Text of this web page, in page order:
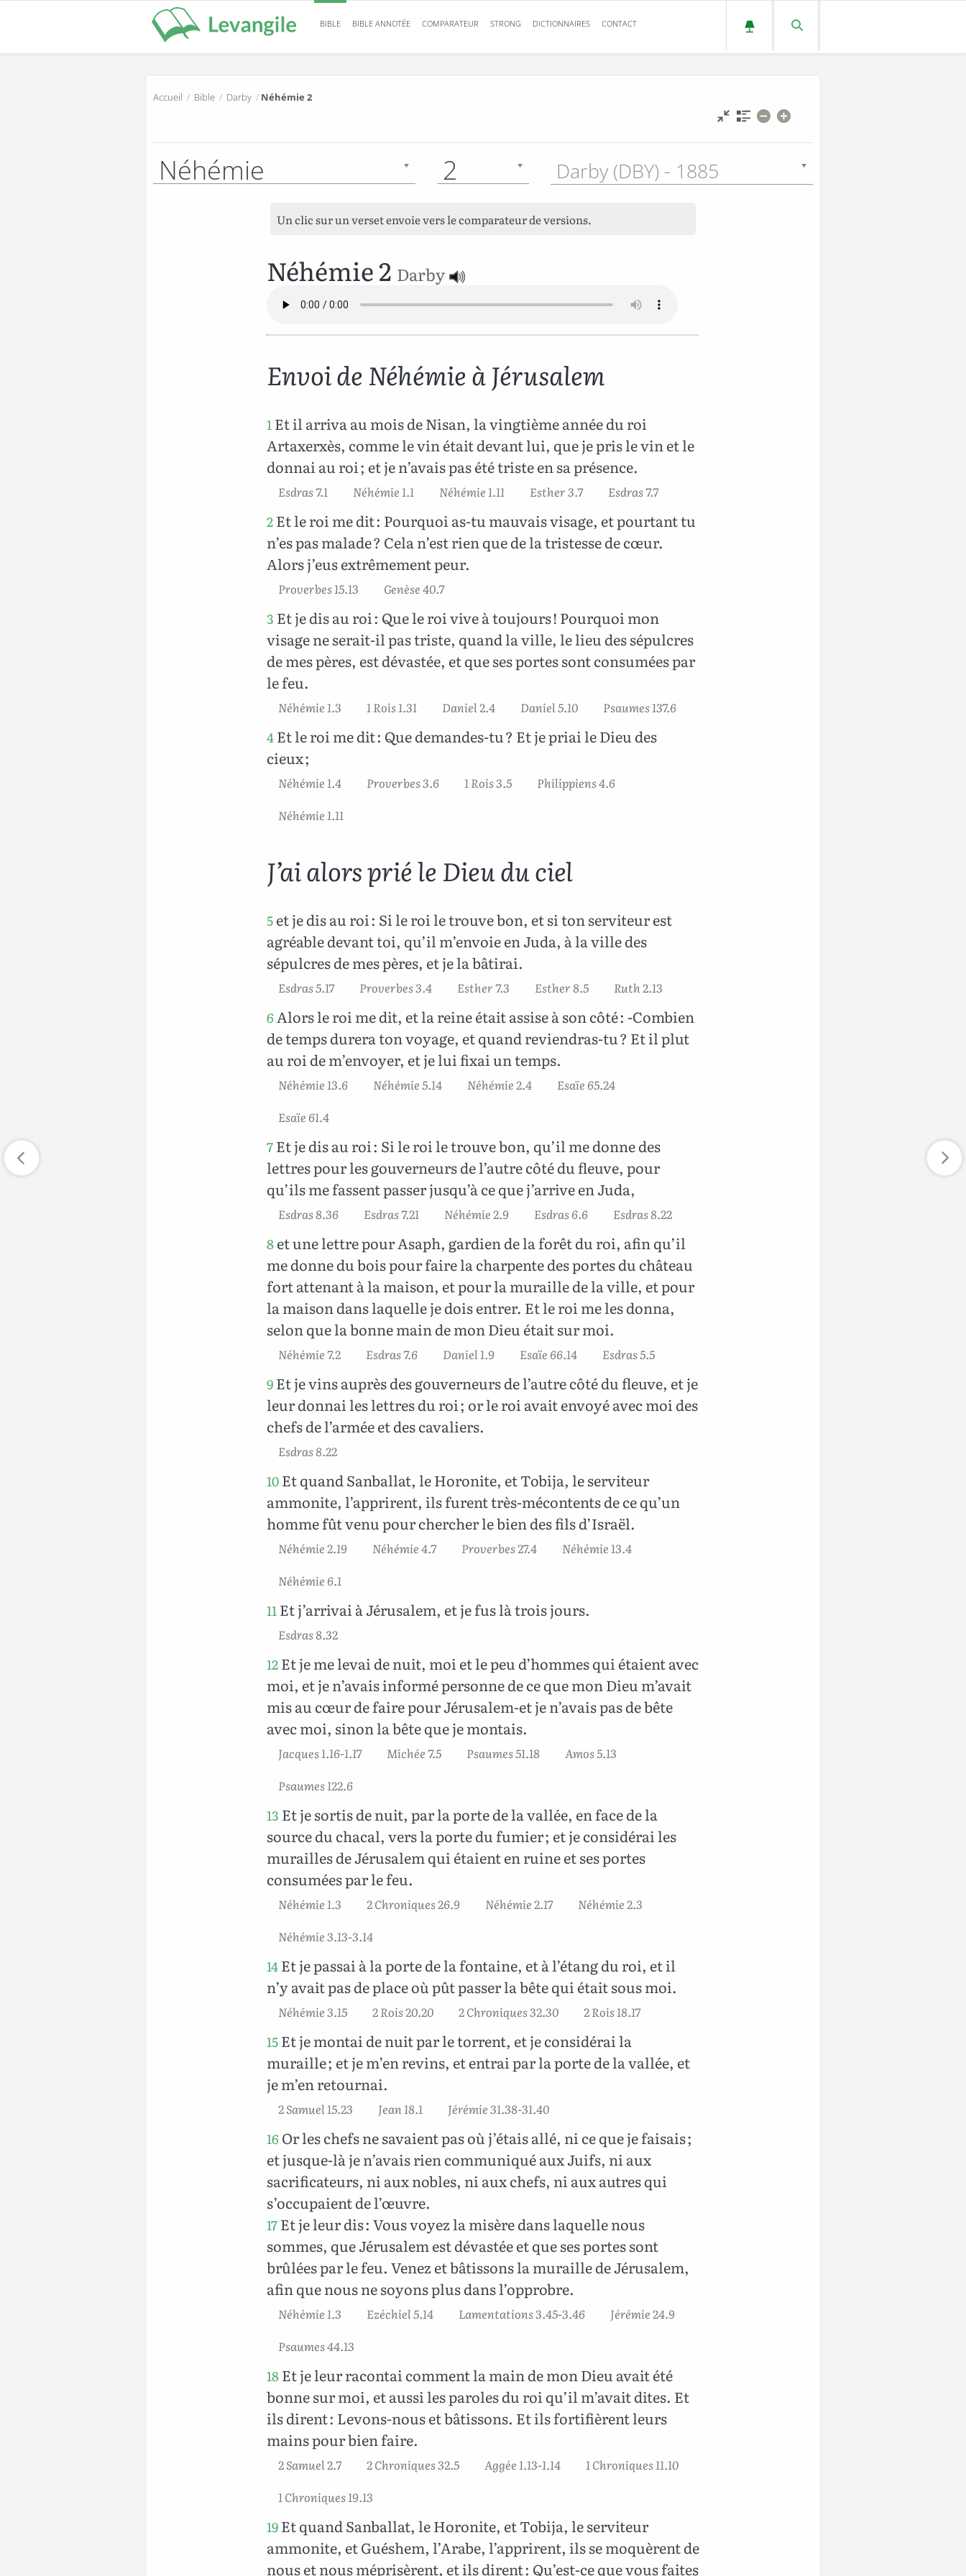
BIBLE BIBLE ANNOTÉE COMPARATEUR STRONG DICTIONNAIRES CONTACT
Accueil / Bible / Darby / Néhémie 2
Néhémie 2 Darby (DBY) - 1885
Un clic sur un verset envoie vers le comparateur de versions.
Néhémie 2 Darby
Envoi de Néhémie à Jérusalem
1Et il arriva au mois de Nisan, la vingtième année du roi
Artaxerxès, comme le vin était devant lui, que je pris le vin et le
donnai au roi ; et je n’avais pas été triste en sa présence.
Esdras 7.1 Néhémie 1.1 Néhémie 1.11 Esther 3.7 Esdras 7.7
2Et le roi me dit : Pourquoi as-tu mauvais visage, et pourtant tu
n’es pas malade ? Cela n’est rien que de la tristesse de cœur.
Alors j’eus extrêmement peur.
Proverbes 15.13 Genèse 40.7
3 Et je dis au roi : Que le roi vive à toujours ! Pourquoi mon
visage ne serait-il pas triste, quand la ville, le lieu des sépulcres
de mes pères, est dévastée, et que ses portes sont consumées par
le feu.
Néhémie 1.3 1 Rois 1.31 Daniel 2.4 Daniel 5.10 Psaumes 137.6
4Et le roi me dit : Que demandes-tu ? Et je priai le Dieu des
cieux ;
Néhémie 1.4 Proverbes 3.6 1 Rois 3.5
Philippiens 4.6
Néhémie 1.11
J’ai alors prié le Dieu du ciel
5et je dis au roi : Si le roi le trouve bon, et si ton serviteur est
agréable devant toi, qu’il m’envoie en Juda, à la ville des
sépulcres de mes pères, et je la bâtirai.
Esdras 5.17 Proverbes 3.4 Esther 7.3 Esther 8.5 Ruth 2.13
6Alors le roi me dit, et la reine était assise à son côté : -Combien
de temps durera ton voyage, et quand reviendras-tu ? Et il plut
au roi de m’envoyer, et je lui fixai un temps.
Néhémie 13.6 Néhémie 5.14 Néhémie 2.4
Esaïe 65.24
Esaïe 61.4
7Et je dis au roi : Si le roi le trouve bon, qu’il me donne des
lettres pour les gouverneurs de l’autre côté du fleuve, pour
qu’ils me fassent passer jusqu’à ce que j’arrive en Juda,
Esdras 8.36 Esdras 7.21 Néhémie 2.9 Esdras 6.6 Esdras 8.22
8et une lettre pour Asaph, gardien de la forêt du roi, afin qu’il
me donne du bois pour faire la charpente des portes du château
fort attenant à la maison, et pour la muraille de la ville, et pour
la maison dans laquelle je dois entrer. Et le roi me les donna,
selon que la bonne main de mon Dieu était sur moi.
Néhémie 7.2 Esdras 7.6 Daniel 1.9 Esaïe 66.14 Esdras 5.5
9Et je vins auprès des gouverneurs de l’autre côté du fleuve, et je
leur donnai les lettres du roi ; or le roi avait envoyé avec moi des
chefs de l’armée et des cavaliers.
Esdras 8.22
10Et quand Sanballat, le Horonite, et Tobija, le serviteur
ammonite, l’apprirent, ils furent très-mécontents de ce qu’un
homme fût venu pour chercher le bien des fils d’Israël.
Néhémie 2.19 Néhémie 4.7 Proverbes 27.4
Néhémie 13.4
Néhémie 6.1
11Et j’arrivai à Jérusalem, et je fus là trois jours.
Esdras 8.32
12Et je me levai de nuit, moi et le peu d’hommes qui étaient avec
moi, et je n’avais informé personne de ce que mon Dieu m’avait
mis au cœur de faire pour Jérusalem-et je n’avais pas de bête
avec moi, sinon la bête que je montais.
Jacques 1.16-1.17 Michée 7.5 Psaumes 51.18
Amos 5.13
Psaumes 122.6
13 Et je sortis de nuit, par la porte de la vallée, en face de la
source du chacal, vers la porte du fumier ; et je considérai les
murailles de Jérusalem qui étaient en ruine et ses portes
consumées par le feu.
Néhémie 1.3 2 Chroniques 26.9 Néhémie 2.17
Néhémie 2.3
Néhémie 3.13-3.14
14Et je passai à la porte de la fontaine, et à l’étang du roi, et il
n’y avait pas de place où pût passer la bête qui était sous moi.
Néhémie 3.15 2 Rois 20.20 2 Chroniques 32.30 2 Rois 18.17
15Et je montai de nuit par le torrent, et je considérai la
muraille ; et je m’en revins, et entrai par la porte de la vallée, et
je m’en retournai.
2 Samuel 15.23 Jean 18.1 Jérémie 31.38-31.40
16 Or les chefs ne savaient pas où j’étais allé, ni ce que je faisais ;
et jusque-là je n’avais rien communiqué aux Juifs, ni aux
sacrificateurs, ni aux nobles, ni aux chefs, ni aux autres qui
s’occupaient de l’œuvre.
17Et je leur dis : Vous voyez la misère dans laquelle nous
sommes, que Jérusalem est dévastée et que ses portes sont
brûlées par le feu. Venez et bâtissons la muraille de Jérusalem,
afin que nous ne soyons plus dans l’opprobre.
Néhémie 1.3 Ezéchiel 5.14 Lamentations 3.45-3.46
Jérémie 24.9
Psaumes 44.13
18Et je leur racontai comment la main de mon Dieu avait été
bonne sur moi, et aussi les paroles du roi qu’il m’avait dites. Et
ils dirent : Levons-nous et bâtissons. Et ils fortifièrent leurs
mains pour bien faire.
2 Samuel 2.7 2 Chroniques 32.5 Aggée 1.13-1.14
1 Chroniques 11.10
1 Chroniques 19.13
19Et quand Sanballat, le Horonite, et Tobija, le serviteur
ammonite, et Guéshem, l’Arabe, l’apprirent, ils se moquèrent de
nous et nous méprisèrent, et ils dirent : Qu’est-ce que vous faites